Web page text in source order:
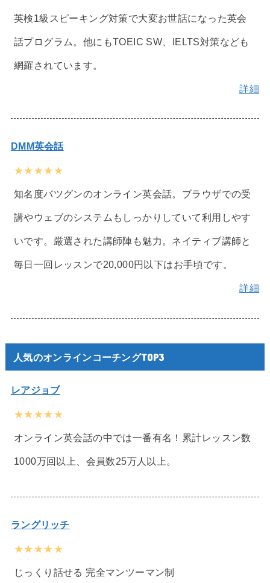
英検1級スピーキング対策で大変お世話になった英会
話プログラム。他にもTOEIC SW、IELTS対策なども
網羅されています。
詳細
DMM英会話
★★★★★
知名度バツグンのオンライン英会話。ブラウザでの受
講やウェブのシステムもしっかりしていて利用しやす
いです。厳選された講師陣も魅力。ネイティブ講師と
毎日一回レッスンで20,000円以下はお手頃です。
詳細
人気のオンラインコーチングTOP3
レアジョブ
★★★★★
オンライン英会話の中では一番有名！累計レッスン数
1000万回以上、会員数25万人以上。
ラングリッチ
★★★★★
じっくり話せる 完全マンツーマン制